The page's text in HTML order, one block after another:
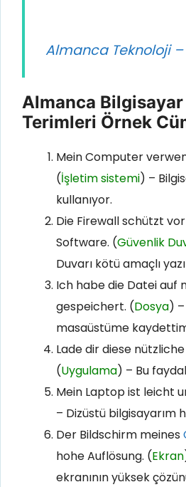
Almanca Teknoloji
Almanca
Terimleri Örnek
Mein Computer
(İşletim sistemi) –
kullanıyor.
Die Firewall schützt
Software. (Güvenlik
Duvarı kötü amaçlı
Ich habe die Datei auf
gespeichert. (Dosya)
masaüstüme
Lade dir diese
(Uygulama) – Bu
Mein Laptop ist leicht
– Dizüstü bilgisayarım
Der Bildschirm meines
hohe Auflösung. (Ekran
ekranının yüksek